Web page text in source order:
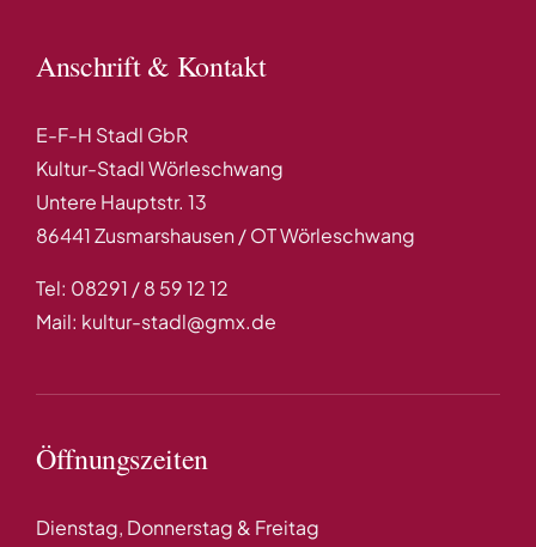
Anschrift & Kontakt
E-F-H Stadl GbR
Kultur-Stadl Wörleschwang
Untere Hauptstr. 13
86441 Zusmarshausen / OT Wörleschwang
Tel: 08291 / 8 59 12 12
Mail: kultur-stadl@gmx.de
Öffnungszeiten
Dienstag, Donnerstag & Freitag